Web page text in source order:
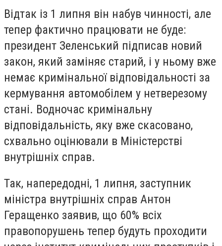
Відтак із 1 липня він набув чинності, але
тепер фактично працювати не буде:
президент Зеленський підписав новий
закон, який заміняє старий, і у ньому вже
немає кримінальної відповідальності за
кермування автомобілем у нетверезому
стані. Водночас кримінальну
відповідальність, яку вже скасовано,
схвально оцінювали в Міністерстві
внутрішніх справ.
Так, напередодні, 1 липня, заступник
міністра внутрішніх справ Антон
Геращенко заявив, що 60% всіх
правопорушень тепер будуть проходити